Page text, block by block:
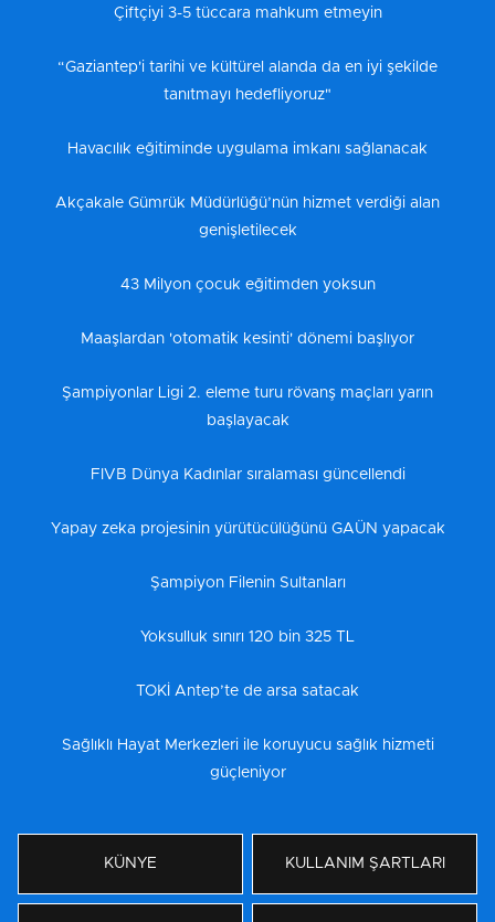
Çiftçiyi 3-5 tüccara mahkum etmeyin
“Gaziantep'i tarihi ve kültürel alanda da en iyi şekilde
tanıtmayı hedefliyoruz"
Havacılık eğitiminde uygulama imkanı sağlanacak
Akçakale Gümrük Müdürlüğü’nün hizmet verdiği alan
genişletilecek
43 Milyon çocuk eğitimden yoksun
Maaşlardan 'otomatik kesinti' dönemi başlıyor
Şampiyonlar Ligi 2. eleme turu rövanş maçları yarın
başlayacak
FIVB Dünya Kadınlar sıralaması güncellendi
Yapay zeka projesinin yürütücülüğünü GAÜN yapacak
Şampiyon Filenin Sultanları
Yoksulluk sınırı 120 bin 325 TL
TOKİ Antep’te de arsa satacak
Sağlıklı Hayat Merkezleri ile koruyucu sağlık hizmeti
güçleniyor
KÜNYE KULLANIM ŞARTLARI